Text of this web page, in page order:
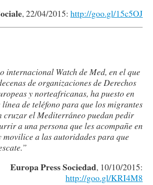
, 22/04/2015: http://goo.gl/15c5OJ
internacional Watch de Med, en el que
de organizaciones de Derechos
y norteafricanas, ha puesto en
de teléfono para que los migrantes
cruzar el Mediterráneo puedan pedir
a una persona que les acompañe en
movilice a las autoridades para que
Europa Press Sociedad, 10/10/2015:
http://goo.gl/KRI4M8